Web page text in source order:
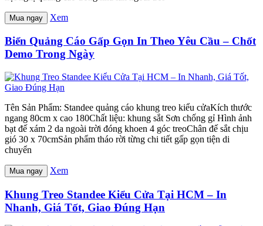
Mua ngay Xem
Biển Quảng Cáo Gấp Gọn In Theo Yêu Cầu – Chốt
Demo Trong Ngày
Tên Sản Phẩm: Standee quảng cáo khung treo kiểu cửaKích thước
ngang 80cm x cao 180Chất liệu: khung sắt Sơn chống gỉ Hình ảnh
bạt đế xám 2 da ngoài trời đóng khoen 4 góc treoChân đế sắt chịu
gió 30 x 70cmSản phẩm tháo rời từng chi tiết gấp gọn tiện di
chuyển
Mua ngay Xem
Khung Treo Standee Kiểu Cửa Tại HCM – In
Nhanh, Giá Tốt, Giao Đúng Hạn